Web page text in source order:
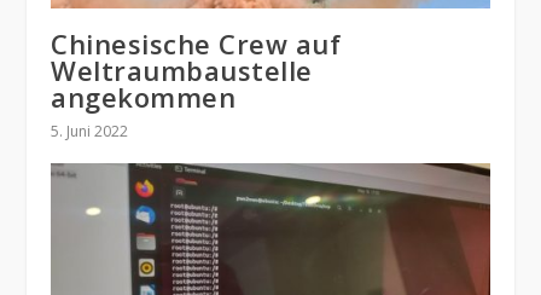
Chinesische Crew auf
Weltraumbaustelle
angekommen
5. Juni 2022